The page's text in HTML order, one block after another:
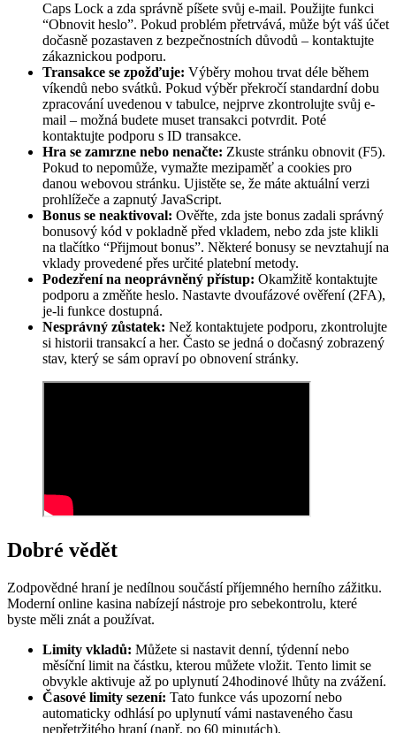
Caps Lock a zda správně píšete svůj e-mail. Použijte funkci
“Obnovit heslo”. Pokud problém přetrvává, může být váš účet
dočasně pozastaven z bezpečnostních důvodů – kontaktujte
zákaznickou podporu.
Transakce se zpožďuje: Výběry mohou trvat déle během
víkendů nebo svátků. Pokud výběr překročí standardní dobu
zpracování uvedenou v tabulce, nejprve zkontrolujte svůj e-
mail – možná budete muset transakci potvrdit. Poté
kontaktujte podporu s ID transakce.
Hra se zamrzne nebo nenačte: Zkuste stránku obnovit (F5).
Pokud to nepomůže, vymažte mezipaměť a cookies pro
danou webovou stránku. Ujistěte se, že máte aktuální verzi
prohlížeče a zapnutý JavaScript.
Bonus se neaktivoval: Ověřte, zda jste bonus zadali správný
bonusový kód v pokladně před vkladem, nebo zda jste klikli
na tlačítko “Přijmout bonus”. Některé bonusy se nevztahují na
vklady provedené přes určité platební metody.
Podezření na neoprávněný přístup: Okamžitě kontaktujte
podporu a změňte heslo. Nastavte dvoufázové ověření (2FA),
je-li funkce dostupná.
Nesprávný zůstatek: Než kontaktujete podporu, zkontrolujte
si historii transakcí a her. Často se jedná o dočasný zobrazený
stav, který se sám opraví po obnovení stránky.
Dobré vědět
Zodpovědné hraní je nedílnou součástí příjemného herního zážitku.
Moderní online kasina nabízejí nástroje pro sebekontrolu, které
byste měli znát a používat.
Limity vkladů: Můžete si nastavit denní, týdenní nebo
měsíční limit na částku, kterou můžete vložit. Tento limit se
obvykle aktivuje až po uplynutí 24hodinové lhůty na zvážení.
Časové limity sezení: Tato funkce vás upozorní nebo
automaticky odhlásí po uplynutí vámi nastaveného času
nepřetržitého hraní (např. po 60 minutách).